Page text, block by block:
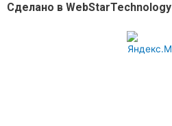
Сделано в WebStarTechnology